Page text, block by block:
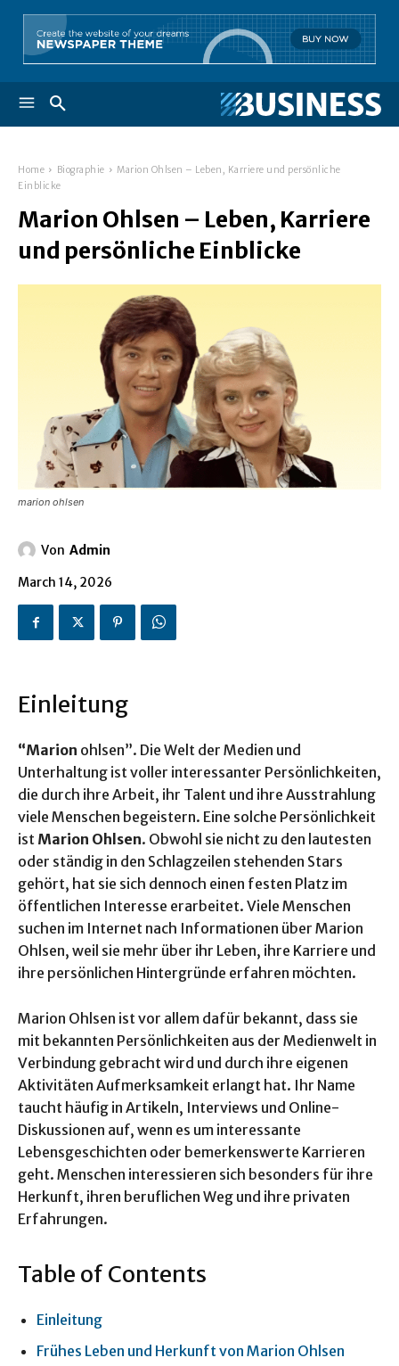
Home Biographie
Marion Ohlsen – Leben, Karriere und persönliche
Einblicke
Marion Ohlsen – Leben, Karriere
und persönliche Einblicke
marion ohlsen
Von Admin
March 14, 2026
Einleitung
“Marion ohlsen”. Die Welt der Medien und
Unterhaltung ist voller interessanter Persönlichkeiten,
die durch ihre Arbeit, ihr Talent und ihre Ausstrahlung
viele Menschen begeistern. Eine solche Persönlichkeit
ist Marion Ohlsen. Obwohl sie nicht zu den lautesten
oder ständig in den Schlagzeilen stehenden Stars
gehört, hat sie sich dennoch einen festen Platz im
öffentlichen Interesse erarbeitet. Viele Menschen
suchen im Internet nach Informationen über Marion
Ohlsen, weil sie mehr über ihr Leben, ihre Karriere und
ihre persönlichen Hintergründe erfahren möchten.
Marion Ohlsen ist vor allem dafür bekannt, dass sie
mit bekannten Persönlichkeiten aus der Medienwelt in
Verbindung gebracht wird und durch ihre eigenen
Aktivitäten Aufmerksamkeit erlangt hat. Ihr Name
taucht häufig in Artikeln, Interviews und Online-
Diskussionen auf, wenn es um interessante
Lebensgeschichten oder bemerkenswerte Karrieren
geht. Menschen interessieren sich besonders für ihre
Herkunft, ihren beruflichen Weg und ihre privaten
Erfahrungen.
Table of Contents
Einleitung
Frühes Leben und Herkunft von Marion Ohlsen